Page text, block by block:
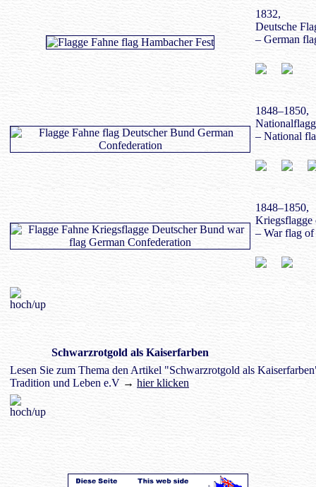
1832,
Deutsche
– German
1848–1850,
– National
1848–1850,
Kriegsflagge
– War flag of
Schwarzrotgold als Kaiserfarben
Lesen Sie zum Thema den Artikel "Schwarzrotgold als
Tradition und Leben e.V → hier klicken